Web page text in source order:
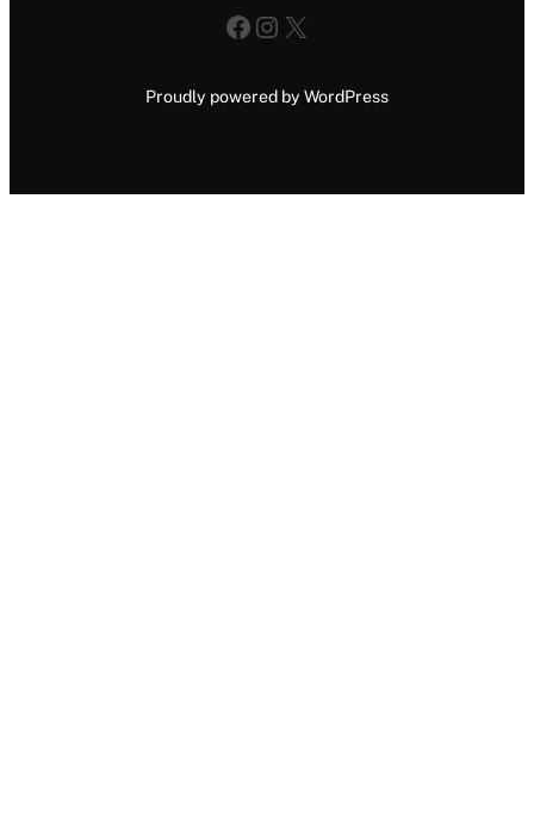
Facebook
Instagram
X
Proudly powered by WordPress